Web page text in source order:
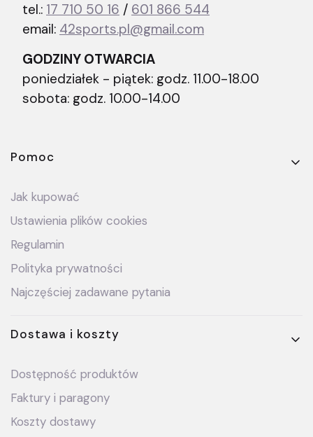
tel.: 17 710 50 16 / 601 866 544
email: 42sports.pl@gmail.com
GODZINY OTWARCIA
poniedziałek - piątek: godz. 11.00-18.00
sobota: godz. 10.00-14.00
Linki w stopce
Pomoc
Jak kupować
Ustawienia plików cookies
Regulamin
Polityka prywatności
Najczęściej zadawane pytania
Dostawa i koszty
Dostępność produktów
Faktury i paragony
Koszty dostawy